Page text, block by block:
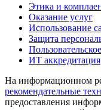
Этика и
Оказание услуг
Использование
Защита
ИТ аккредитация
На информационном
рекомендательные
предоставления